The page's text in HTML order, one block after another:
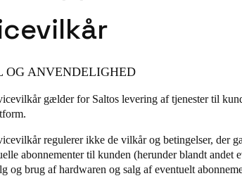
Français Italiano
Français
Spain
Russia
OG ANVENDELIGHED
gælder for Saltos levering af tjenester til
regulerer ikke de vilkår og betingelser, der
abonnementer til kunden (herunder blandt andet
og brug af hardwaren og salg af eventuelt